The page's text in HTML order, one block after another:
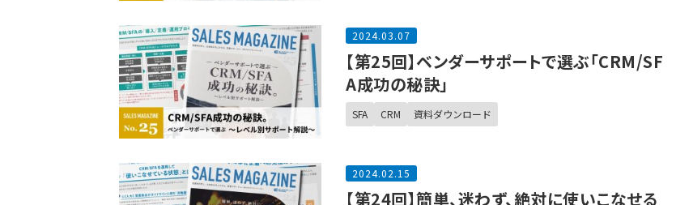
2024.03.07
【第25回】ベンダーサポートで選ぶ「CRM/SF
A成功の秘訣」
SFA CRM 資料ダウンロード
2024.02.15
【第24回】簡単、迷わず、絶対に使いこなせる